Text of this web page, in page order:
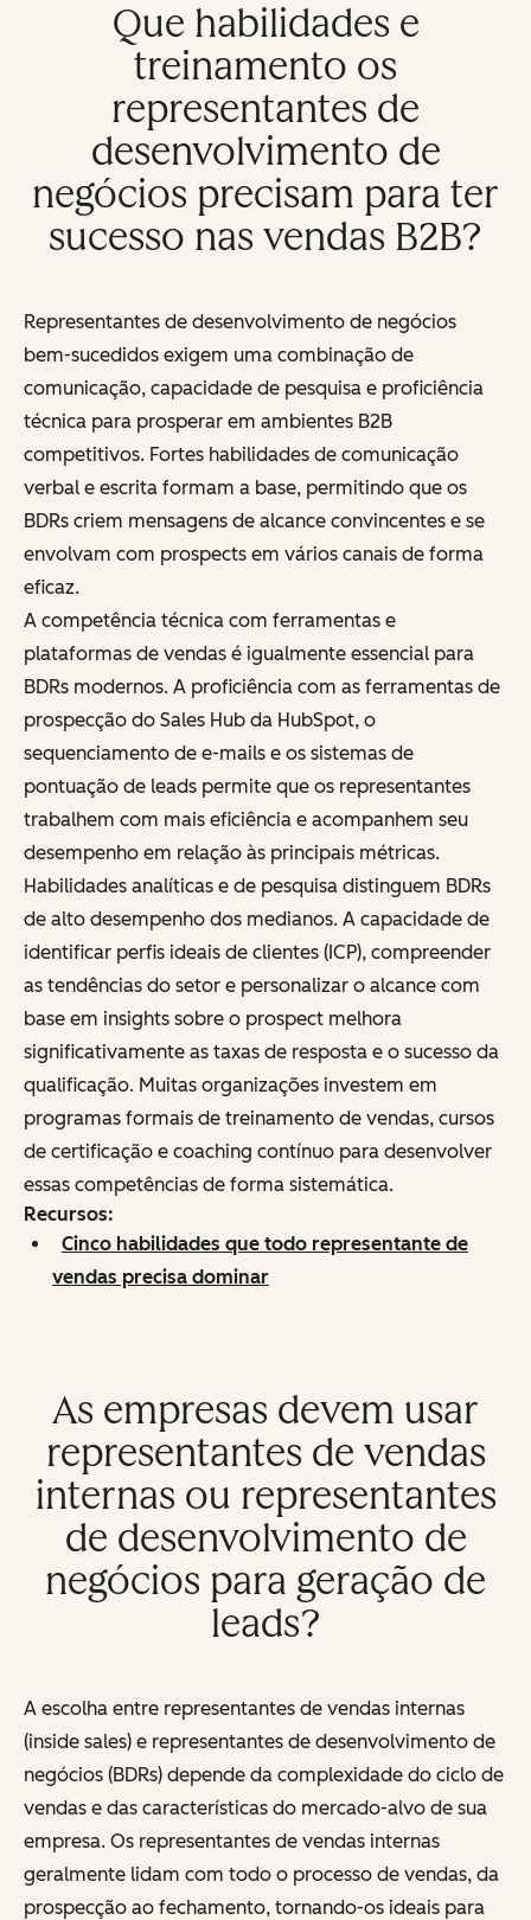
Que habilidades e
treinamento os
representantes de
desenvolvimento de
negócios precisam para ter
sucesso nas vendas B2B?
Representantes de desenvolvimento de negócios
bem-sucedidos exigem uma combinação de
comunicação, capacidade de pesquisa e proficiência
técnica para prosperar em ambientes B2B
competitivos. Fortes habilidades de comunicação
verbal e escrita formam a base, permitindo que os
BDRs criem mensagens de alcance convincentes e se
envolvam com prospects em vários canais de forma
eficaz.
A competência técnica com ferramentas e
plataformas de vendas é igualmente essencial para
BDRs modernos. A proficiência com as ferramentas de
prospecção do Sales Hub da HubSpot, o
sequenciamento de e-mails e os sistemas de
pontuação de leads permite que os representantes
trabalhem com mais eficiência e acompanhem seu
desempenho em relação às principais métricas.
Habilidades analíticas e de pesquisa distinguem BDRs
de alto desempenho dos medianos. A capacidade de
identificar perfis ideais de clientes (ICP), compreender
as tendências do setor e personalizar o alcance com
base em insights sobre o prospect melhora
significativamente as taxas de resposta e o sucesso da
qualificação. Muitas organizações investem em
programas formais de treinamento de vendas, cursos
de certificação e coaching contínuo para desenvolver
essas competências de forma sistemática.
Recursos:
Cinco habilidades que todo representante de
vendas precisa dominar
As empresas devem usar
representantes de vendas
internas ou representantes
de desenvolvimento de
negócios para geração de
leads?
A escolha entre representantes de vendas internas
(inside sales) e representantes de desenvolvimento de
negócios (BDRs) depende da complexidade do ciclo de
vendas e das características do mercado-alvo de sua
empresa. Os representantes de vendas internas
geralmente lidam com todo o processo de vendas, da
prospecção ao fechamento, tornando-os ideais para